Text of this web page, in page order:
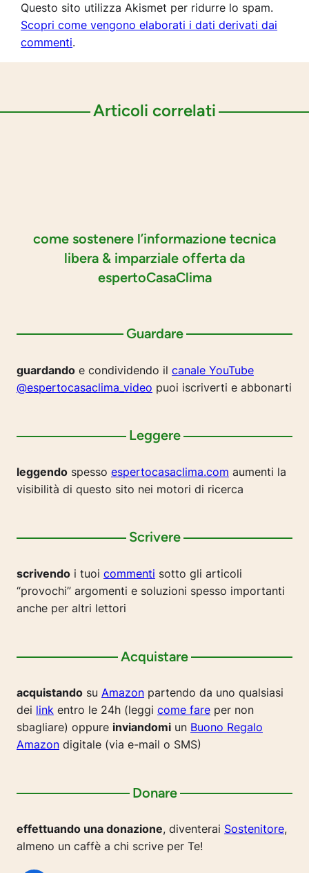
Questo sito utilizza Akismet per ridurre lo spam.
Scopri come vengono elaborati i dati derivati dai
commenti.
Articoli correlati
come sostenere l’informazione tecnica
libera & imparziale offerta da
espertoCasaClima
Guardare
guardando e condividendo il canale YouTube
@espertocasaclima_video puoi iscriverti e abbonarti
Leggere
leggendo spesso espertocasaclima.com aumenti la
visibilità di questo sito nei motori di ricerca
Scrivere
scrivendo i tuoi commenti sotto gli articoli
“provochi” argomenti e soluzioni spesso importanti
anche per altri lettori
Acquistare
acquistando su Amazon partendo da uno qualsiasi
dei link entro le 24h (leggi come fare per non
sbagliare) oppure inviandomi un Buono Regalo
Amazon digitale (via e-mail o SMS)
Donare
effettuando una donazione, diventerai Sostenitore,
almeno un caffè a chi scrive per Te!